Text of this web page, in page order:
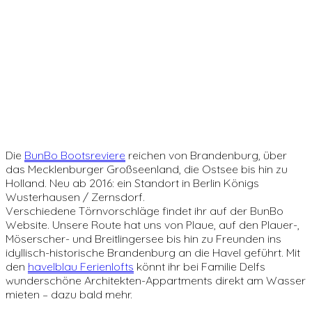
Die BunBo Bootsreviere reichen von Brandenburg, über
das Mecklenburger Großseenland, die Ostsee bis hin zu
Holland. Neu ab 2016: ein Standort in Berlin Königs
Wusterhausen / Zernsdorf.
Verschiedene Törnvorschläge findet ihr auf der BunBo
Website. Unsere Route hat uns von Plaue, auf den Plauer-,
Möserscher- und Breitlingersee bis hin zu Freunden ins
idyllisch-historische Brandenburg an die Havel geführt. Mit
den havelblau Ferienlofts könnt ihr bei Familie Delfs
wunderschöne Architekten-Appartments direkt am Wasser
mieten – dazu bald mehr.